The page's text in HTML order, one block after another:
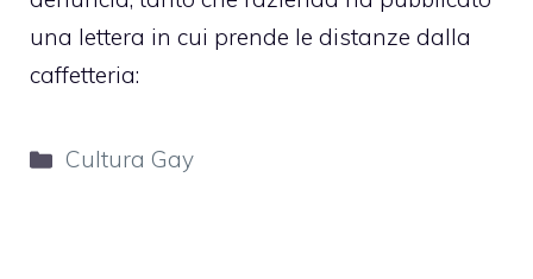
una lettera in cui prende le distanze dalla
caffetteria:
Categorie
Cultura Gay